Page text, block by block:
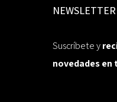
NEWSLETTER
Suscríbete y
novedades en